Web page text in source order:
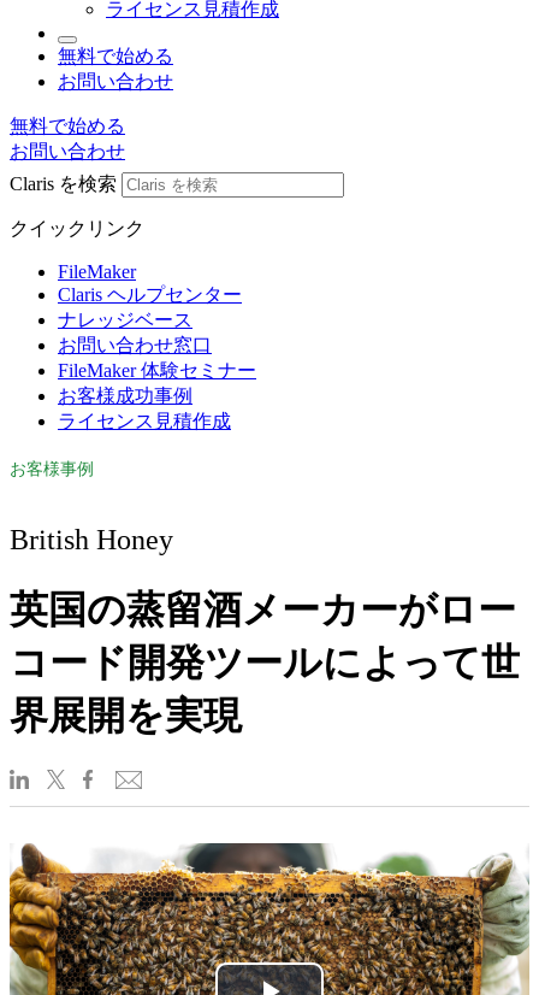
ライセンス見積作成
無料で始める
お問い合わせ
無料で始める
お問い合わせ
Claris を検索
クイックリンク
FileMaker
Claris ヘルプセンター
ナレッジベース
お問い合わせ窓口
FileMaker 体験セミナー
お客様成功事例
ライセンス見積作成
お客様事例
British Honey
英国の蒸留酒メーカーがロー
コード開発ツールによって世
界展開を実現